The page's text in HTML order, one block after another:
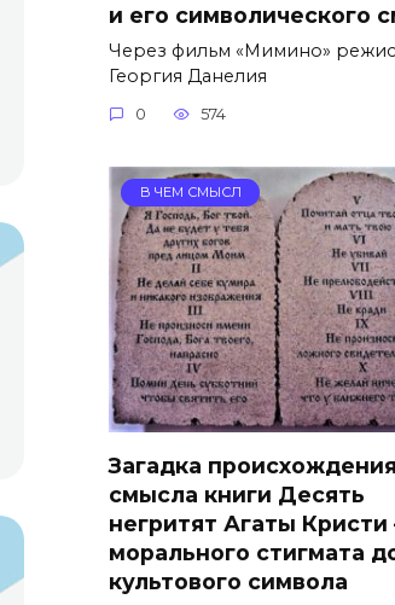
и его символического
Через фильм «Мимино»
Георгия Данелия
0 574
В ЧЕМ СМЫСЛ
Загадка происхождения
смысла книги Десять
негритят Агаты
морального стигмата
культового символа